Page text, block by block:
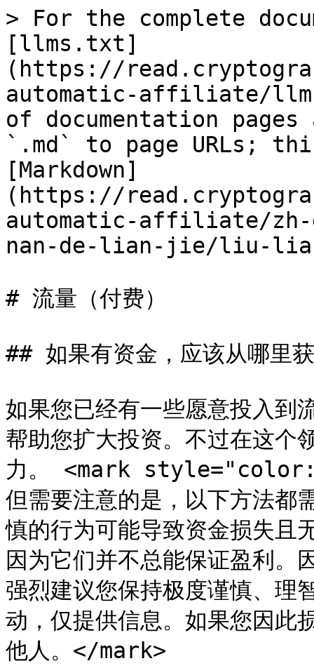
> For the complete
[llms.txt]
(https://
automatic-affiliate/
of documentation
`.md` to page URLs;
[Markdown]
(https://
automatic-affiliate/zh-
nan-de-lian-jie/liu-
# 流量（付费）
## 如果有资金，应该从哪里
如果您已经有一些愿意投入到
帮助您扩大投资。不过在这个
力。 <mark
但需要注意的是，以下方法都
慎的行为可能导致资金损失且
因为它们并不总能保证盈利。
强烈建议您保持极度谨慎、理
动，仅提供信息。如果您因此
他人。</mark>